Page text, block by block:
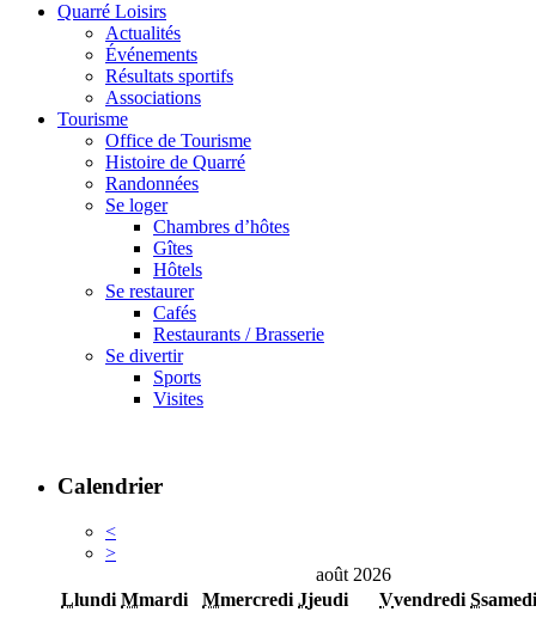
Quarré Loisirs
Actualités
Événements
Résultats sportifs
Associations
Tourisme
Office de Tourisme
Histoire de Quarré
Randonnées
Se loger
Chambres d’hôtes
Gîtes
Hôtels
Se restaurer
Cafés
Restaurants / Brasserie
Se divertir
Sports
Visites
Calendrier
<
>
août 2026
Llundi Mmardi Mmercredi Jjeudi Vvendredi Ssamedi